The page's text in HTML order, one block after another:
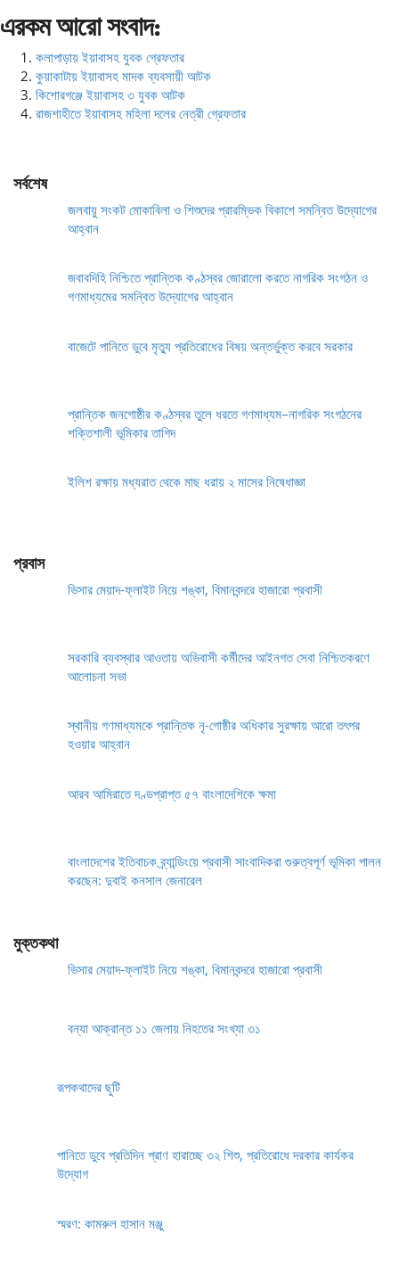
এরকম আরো সংবাদ:
কলাপাড়ায় ইয়াবাসহ যুবক গ্রেফতার
কুয়াকাটায় ইয়াবাসহ মাদক ব্যবসায়ী আটক
কিশোরগঞ্জে ইয়াবাসহ ৩ যুবক আটক
রাজশাহীতে ইয়াবাসহ মহিলা দলের নেত্রী গ্রেফতার
সর্বশেষ
জলবায়ু সংকট মোকাবিলা ও শিশুদের প্রারম্ভিক বিকাশে সমন্বিত উদ্যোগের
আহ্বান
জবাবদিহি নিশ্চিতে প্রান্তিক কণ্ঠস্বর জোরালো করতে নাগরিক সংগঠন ও
গণমাধ্যমের সমন্বিত উদ্যোগের আহ্বান
বাজেটে পানিতে ডুবে মৃত্যু প্রতিরোধের বিষয় অন্তর্ভুক্ত করবে সরকার
প্রান্তিক জনগোষ্ঠীর কণ্ঠস্বর তুলে ধরতে গণমাধ্যম–নাগরিক সংগঠনের
শক্তিশালী ভূমিকার তাগিদ
ইলিশ রক্ষায় মধ্যরাত থেকে মাছ ধরায় ২ মাসের নিষেধাজ্ঞা
প্রবাস
ভিসার মেয়াদ-ফ্লাইট নিয়ে শঙ্কা, বিমানবন্দরে হাজারো প্রবাসী
সরকারি ব্যবস্থার আওতায় অভিবাসী কর্মীদের আইনগত সেবা নিশ্চিতকরণে
আলোচনা সভা
স্থানীয় গণমাধ্যমকে প্রান্তিক নৃ-গোষ্ঠীর অধিকার সুরক্ষায় আরো তৎপর
হওয়ার আহ্বান
আরব আমিরাতে দণ্ডপ্রাপ্ত ৫৭ বাংলাদেশিকে ক্ষমা
বাংলাদেশের ইতিবাচক ব্র্যান্ডিংয়ে প্রবাসী সাংবাদিকরা গুরুত্বপূর্ণ ভূমিকা পালন
করছেন: দুবাই কনসাল জেনারেল
মুক্তকথা
ভিসার মেয়াদ-ফ্লাইট নিয়ে শঙ্কা, বিমানবন্দরে হাজারো প্রবাসী
বন্যা আক্রান্ত ১১ জেলায় নিহতের সংখ্যা ৩১
রূপকথাদের ছুটি
পানিতে ডুবে প্রতিদিন প্রাণ হারাচ্ছে ৩২ শিশু, প্রতিরোধে দরকার কার্যকর
উদ্যোগ
স্মরণ: কামরুল হাসান মঞ্জু